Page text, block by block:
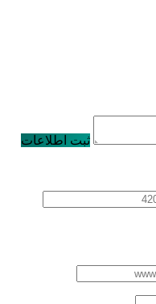
ثبت اطلاعات